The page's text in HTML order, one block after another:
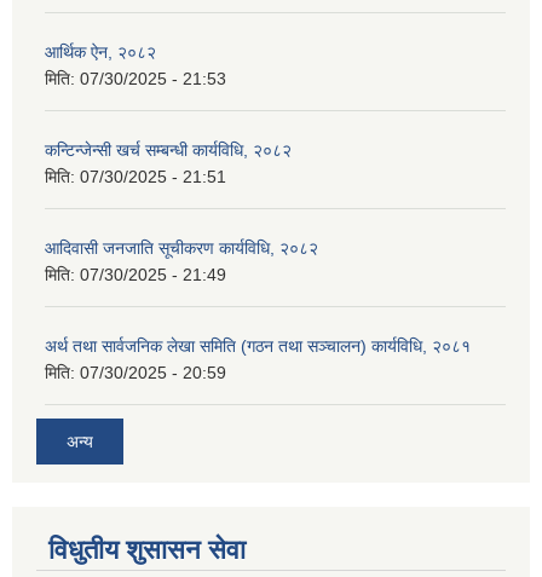
आर्थिक ऐन, २०८२
मिति: 07/30/2025 - 21:53
कन्टिन्जेन्सी खर्च सम्बन्धी कार्यविधि, २०८२
मिति: 07/30/2025 - 21:51
आदिवासी जनजाति सूचीकरण कार्यविधि, २०८२
मिति: 07/30/2025 - 21:49
अर्थ तथा सार्वजनिक लेखा समिति (गठन तथा सञ्चालन) कार्यविधि, २०८१
मिति: 07/30/2025 - 20:59
अन्य
विधुतीय शुसासन सेवा